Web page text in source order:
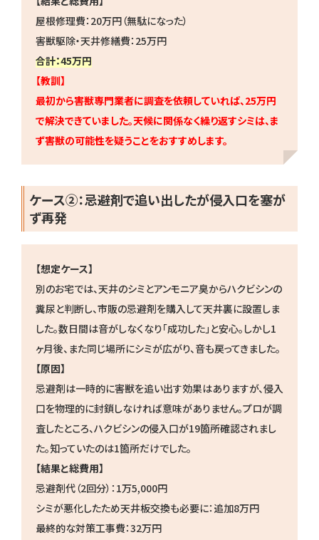
屋根修理費：20万円（無駄になった）
害獣駆除・天井修繕費：25万円
合計：45万円
【教訓】
最初から害獣専門業者に調査を依頼していれば、25万円
で解決できていました。天候に関係なく繰り返すシミは、ま
ず害獣の可能性を疑うことをおすすめします。
ケース②：忌避剤で追い出したが侵入口を塞が
ず再発
【想定ケース】
別のお宅では、天井のシミとアンモニア臭からハクビシンの
糞尿と判断し、市販の忌避剤を購入して天井裏に設置しま
した。数日間は音がしなくなり「成功した」と安心。しかし1
ヶ月後、また同じ場所にシミが広がり、音も戻ってきました。
【原因】
忌避剤は一時的に害獣を追い出す効果はありますが、侵入
口を物理的に封鎖しなければ意味がありません。プロが調
査したところ、ハクビシンの侵入口が19箇所確認されまし
た。知っていたのは1箇所だけでした。
【結果と総費用】
忌避剤代（2回分）：1万5,000円
シミが悪化したため天井板交換も必要に：追加8万円
最終的な対策工事費：32万円